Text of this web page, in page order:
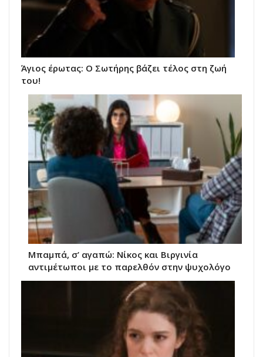
Άγιος έρωτας: Ο Σωτήρης βάζει τέλος στη ζωή
του!
Μπαμπά, σ’ αγαπώ: Νίκος και Βιργινία
αντιμέτωποι με το παρελθόν στην ψυχολόγο